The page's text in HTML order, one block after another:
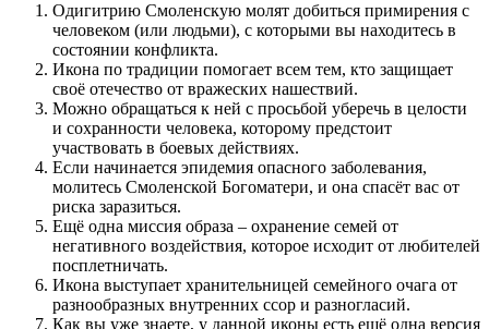
Одигитрию Смоленскую молят добиться примирения с
человеком (или людьми), с которыми вы находитесь в
состоянии конфликта.
Икона по традиции помогает всем тем, кто защищает
своё отечество от вражеских нашествий.
Можно обращаться к ней с просьбой уберечь в целости
и сохранности человека, которому предстоит
участвовать в боевых действиях.
Если начинается эпидемия опасного заболевания,
молитесь Смоленской Богоматери, и она спасёт вас от
риска заразиться.
Ещё одна миссия образа – охранение семей от
негативного воздействия, которое исходит от любителей
посплетничать.
Икона выступает хранительницей семейного очага от
разнообразных внутренних ссор и разногласий.
Как вы уже знаете, у данной иконы есть ещё одна версия